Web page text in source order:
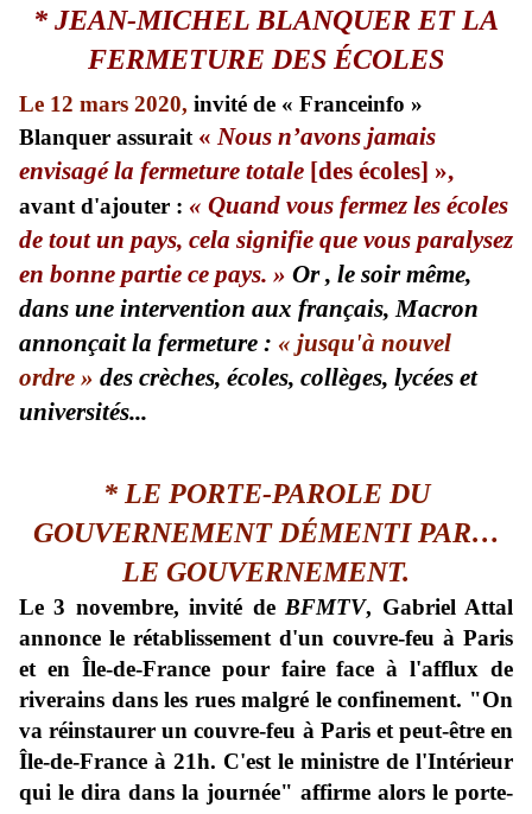
* JEAN-MICHEL BLANQUER ET LA
FERMETURE DES ÉCOLES
Le 12 mars 2020, invité de « Franceinfo »
Blanquer assurait «Nous n’avons jamais
envisagé la fermeture totale [des écoles] »,
avant d'ajouter : « Quand vous fermez les écoles
de tout un pays, cela signifie que vous paralysez
en bonne partie ce pays. » Or , le soir même,
dans une intervention aux français, Macron
annonçaitla fermeture : « jusqu'à nouvel
ordre » des crèches, écoles, collèges, lycées et
universités...
* LE PORTE-PAROLE DU
GOUVERNEMENT DÉMENTI PAR…
LE GOUVERNEMENT.
Le 3 novembre, invité de BFMTV, Gabriel Attal
annonce le rétablissement d'un couvre-feu à Paris
et en Île-de-France pour faire face à l'afflux de
riverains dans les rues malgré le confinement. "On
va réinstaurer un couvre-feu à Paris et peut-être en
Île-de-France à 21h. C'est le ministre de l'Intérieur
qui le dira dans la journée" affirme alors le porte-